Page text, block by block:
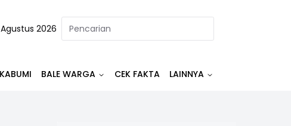
2026
BALE WARGA CEK FAKTA LAINNYA